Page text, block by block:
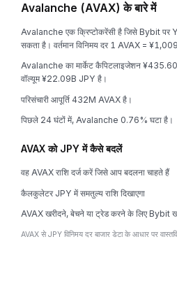
Avalanche (AVAX) के बारे में
Avalanche एक क्रिप्टोकरेंसी है जिसे Bybit
सकता है। वर्तमान विनिमय दर 1 AVAX =
Avalanche का मार्केट कैपिटलाइजेशन
वॉल्यूम ¥22.09B JPY है।
परिसंचारी आपूर्ति 432M AVAX है।
पिछले 24 घंटों में, Avalanche 0.76% घटा है।
AVAX को JPY में कैसे बदलें
वह AVAX राशि दर्ज करें जिसे आप बदलना चाहते हैं
कैलकुलेटर JPY में समतुल्य राशि दिखाएगा
AVAX खरीदने, बेचने या ट्रेड करने के लिए Bybit
AVAX से JPY विनिमय दर बाजार डेटा के आधार पर